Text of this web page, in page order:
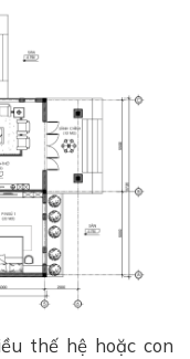
thế hệ hoặc con